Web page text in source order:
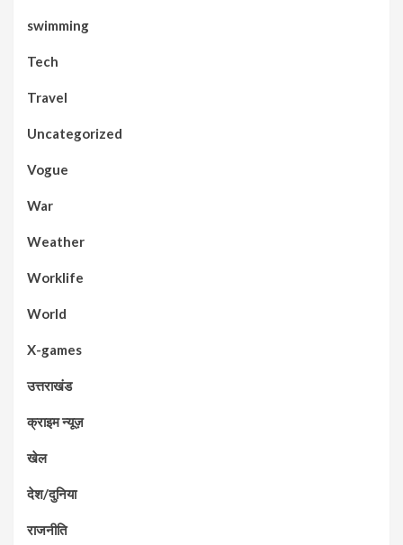
swimming
Tech
Travel
Uncategorized
Vogue
War
Weather
Worklife
World
X-games
उत्तराखंड
क्राइम न्यूज़
खेल
देश/दुनिया
राजनीति